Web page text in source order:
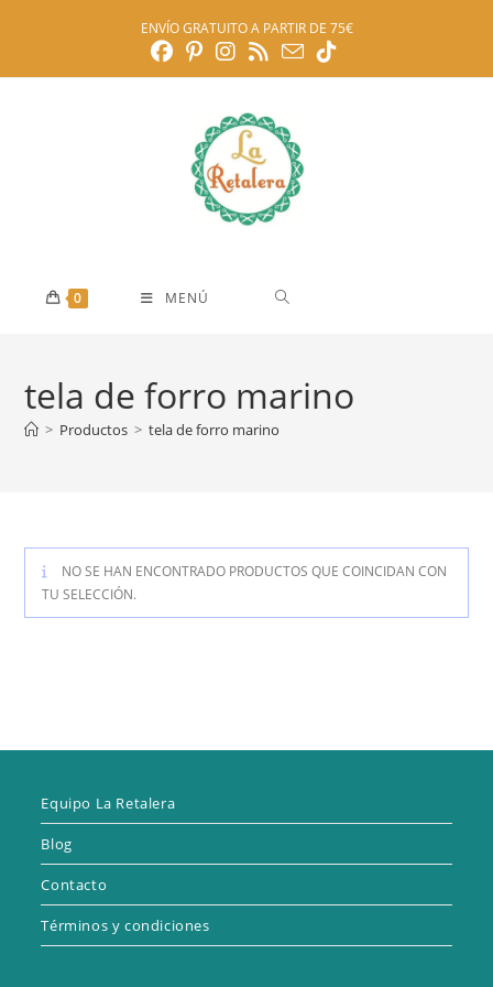
ENVÍO GRATUITO A PARTIR DE 75€
0 MENÚ
tela de forro marino
> Productos > tela de forro marino
NO SE HAN ENCONTRADO PRODUCTOS QUE COINCIDAN CON
TU SELECCIÓN.
Equipo La Retalera
Blog
Contacto
Términos y condiciones